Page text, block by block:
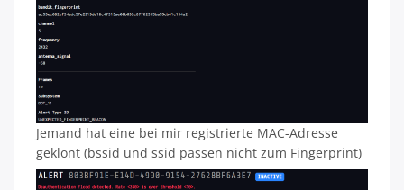
Jemand hat eine bei mir registrierte MAC-Adresse
geklont (bssid und ssid passen nicht zum Fingerprint)